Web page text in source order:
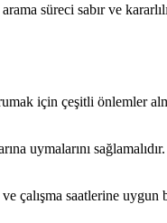
süreci sabır ve
için çeşitli önlemler
uymalarını
çalışma saatlerine uygun